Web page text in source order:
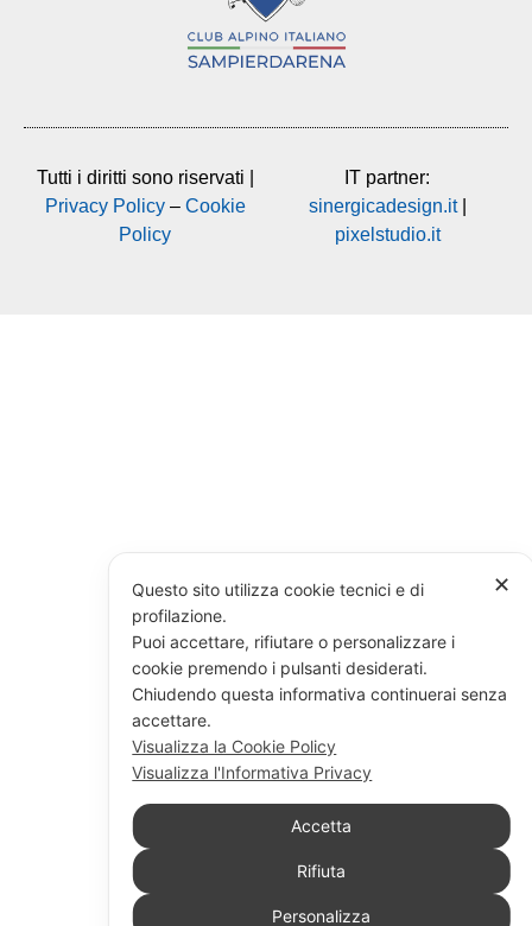
Tutti i diritti sono riservati |
Privacy Policy– Cookie
Policy
IT partner:
sinergicadesign.it|
pixelstudio.it
✕
Questo sito utilizza cookie tecnici e di
profilazione.
Puoi accettare, rifiutare o personalizzare i
cookie premendo i pulsanti desiderati.
Chiudendo questa informativa continuerai senza
accettare.
Visualizza la Cookie Policy
Visualizza l'Informativa Privacy
Accetta
Rifiuta
Personalizza